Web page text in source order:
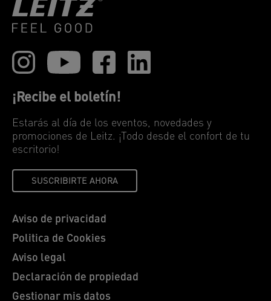
¡Recibe el boletín!
Estarás al día de los eventos, novedades y
promociones de Leitz. ¡Todo desde el confort de tu
escritorio!
SUSCRIBIRTE AHORA
Aviso de privacidad
Politica de Cookies
Aviso legal
Declaración de propiedad
Gestionar mis datos